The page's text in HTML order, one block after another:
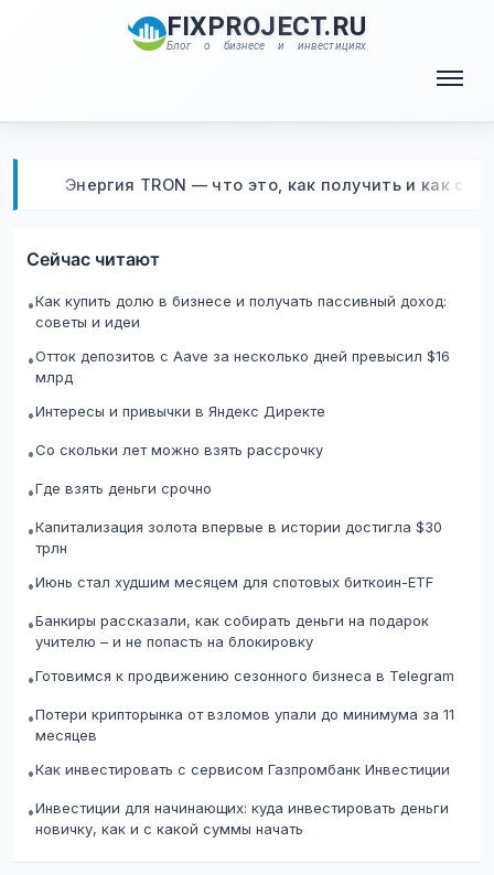
FIXPROJECT.RU
Блог о бизнесе и инвестициях
Энергия TRON — что это, как получить и как
Сейчас читают
•Как купить долю в бизнесе и получать пассивный доход:
советы и идеи
•Отток депозитов с Aave за несколько дней превысил $16
млрд
•Интересы и привычки в Яндекс Директе
•Со скольки лет можно взять рассрочку
•Где взять деньги срочно
•Капитализация золота впервые в истории достигла $30
трлн
•Июнь стал худшим месяцем для спотовых биткоин-ETF
•Банкиры рассказали, как собирать деньги на подарок
учителю – и не попасть на блокировку
•Готовимся к продвижению сезонного бизнеса в Telegram
•Потери крипторынка от взломов упали до минимума за 11
месяцев
•Как инвестировать с сервисом Газпромбанк Инвестиции
•Инвестиции для начинающих: куда инвестировать деньги
новичку, как и с какой суммы начать